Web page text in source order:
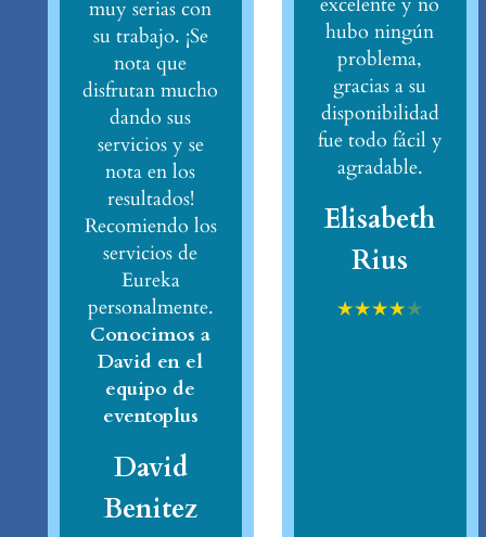
muy serias con
su trabajo. ¡Se
nota que
disfrutan mucho
dando sus
servicios y se
nota en los
resultados!
Recomiendo los
servicios de
Eureka
personalmente.
Conocimos a
David en el
equipo de
eventoplus
David
Benitez
hubo ningún
problema,
gracias a su
disponibilidad
fue todo fácil y
agradable.
Elisabeth
Rius
★★★★★